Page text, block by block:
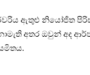
ඇතුළු නියෝජිත
අතර ඔවුන් අද